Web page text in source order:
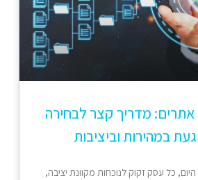
אתרים: מדריך קצר לבחירה
במהירות וביציבות
כל עסק זקוק לנוכחות מקוונת יציבה,